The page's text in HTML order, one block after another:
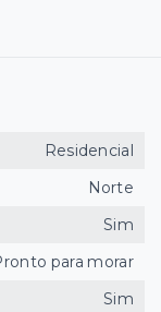
Residencial
Norte
Sim
para morar
Sim